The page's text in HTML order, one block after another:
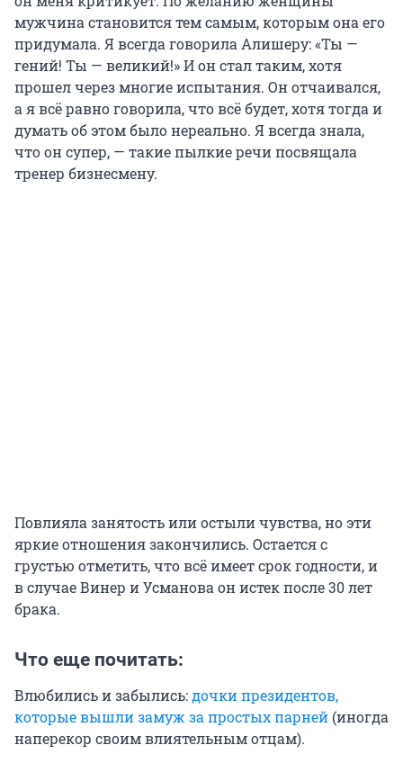
мужчина становится тем самым, которым она его
придумала. Я всегда говорила Алишеру: «Ты —
гений! Ты — великий!» И он стал таким, хотя
прошел через многие испытания. Он отчаивался,
а я всё равно говорила, что всё будет, хотя тогда и
думать об этом было нереально. Я всегда знала,
что он супер, — такие пылкие речи посвящала
тренер бизнесмену.
Повлияла занятость или остыли чувства, но эти
яркие отношения закончились. Остается с
грустью отметить, что всё имеет срок годности, и
в случае Винер и Усманова он истек после 30 лет
брака.
Что еще почитать:
Влюбились и забылись:дочки президентов,
которые вышли замуж за простых парней (иногда
наперекор своим влиятельным отцам).